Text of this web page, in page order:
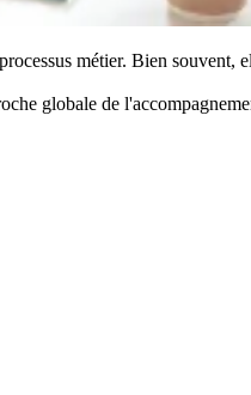
métier. Bien
globale de